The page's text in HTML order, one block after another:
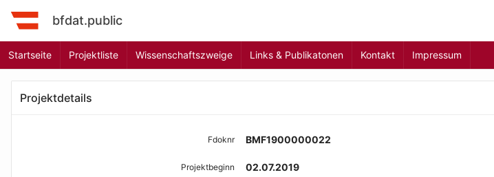
bfdat.public
Startseite Projektliste Wissenschaftszweige Links & Publikatonen Kontakt Impressum
Projektdetails
Fdoknr BMF1900000022
Projektbeginn 02.07.2019